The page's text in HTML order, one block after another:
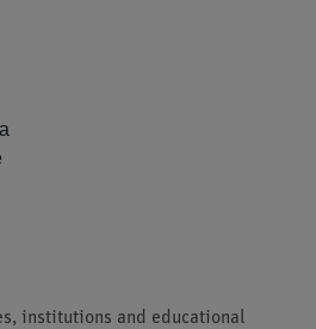
institutions and educational